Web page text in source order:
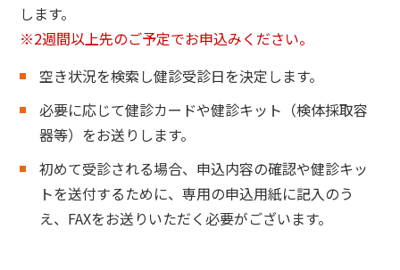
します。
※2週間以上先のご予定でお申込みください。
空き状況を検索し健診受診日を決定します。
必要に応じて健診カードや健診キット（検体採取容
器等）をお送りします。
初めて受診される場合、申込内容の確認や健診キッ
トを送付するために、専用の申込用紙に記入のう
え、FAXをお送りいただく必要がございます。